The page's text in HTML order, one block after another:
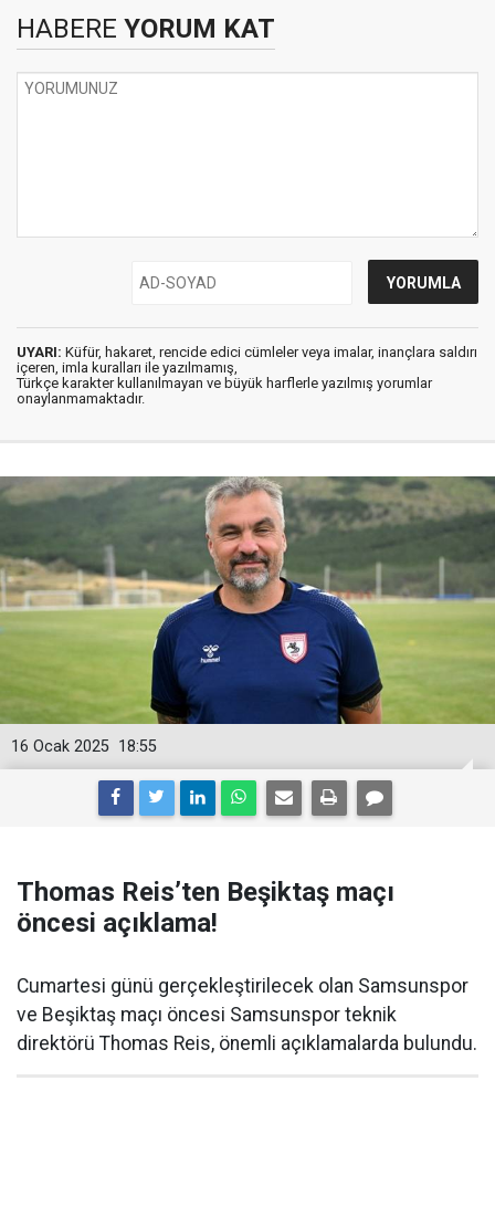
HABERE YORUM KAT
UYARI: Küfür, hakaret, rencide edici cümleler veya imalar, inançlara saldırı
içeren, imla kuralları ile yazılmamış,
Türkçe karakter kullanılmayan ve büyük harflerle yazılmış yorumlar
onaylanmamaktadır.
18:55
16 Ocak 2025
Thomas Reis’ten Beşiktaş maçı
öncesi açıklama!
Cumartesi günü gerçekleştirilecek olan Samsunspor
ve Beşiktaş maçı öncesi Samsunspor teknik
direktörü Thomas Reis, önemli açıklamalarda bulundu.